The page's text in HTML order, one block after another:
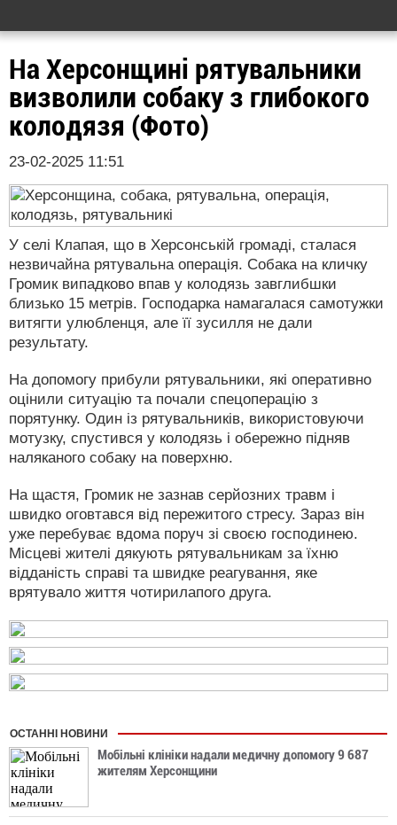
На Херсонщині рятувальники
визволили собаку з глибокого
колодязя (Фото)
23-02-2025 11:51
У селі Клапая, що в Херсонській громаді, сталася
незвичайна рятувальна операція. Собака на кличку
Громик випадково впав у колодязь завглибшки
близько 15 метрів. Господарка намагалася самотужки
витягти улюбленця, але її зусилля не дали
результату.
На допомогу прибули рятувальники, які оперативно
оцінили ситуацію та почали спецоперацію з
порятунку. Один із рятувальників, використовуючи
мотузку, спустився у колодязь і обережно підняв
наляканого собаку на поверхню.
На щастя, Громик не зазнав серйозних травм і
швидко оговтався від пережитого стресу. Зараз він
уже перебуває вдома поруч зі своєю господинею.
Місцеві жителі дякують рятувальникам за їхню
відданість справі та швидке реагування, яке
врятувало життя чотирилапого друга.
ОСТАННІ НОВИНИ
Мобільні клініки надали медичну допомогу 9 687
жителям Херсонщини